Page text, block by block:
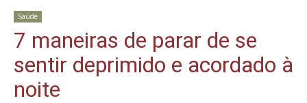
Saúde
7 maneiras de parar de se
sentir deprimido e acordado à
noite